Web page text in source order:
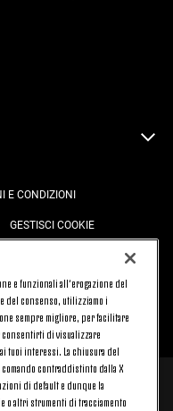
E CONDIZIONI
GESTISCI COOKIE
e funzionali all’erogazione del
del consenso, utilizziamo i
sempre migliore, per facilitare
di visualizzare
tuoi interessi. La chiusura del
contraddistinto dalla X
di default e dunque la
o altri strumenti di tracciamento